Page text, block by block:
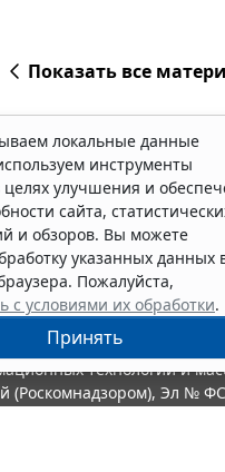
Показать все
локальные данные
инструменты
целях улучшения и
сайта,
и обзоров. Вы можете
указанных данных
Пожалуйста,
с условиями их обработки.
Принять
СЕРВИС", 2026.
с 1990 года. Компания
Российской
зарегистрирован в
службой по
технологий и
(Роскомнадзором), Эл №